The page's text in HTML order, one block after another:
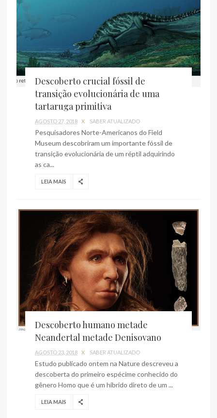
Descoberto crucial fóssil de
transição evolucionária de uma
tartaruga primitiva
AGOSTO 27, 2018 X SABER ATUALIZADO
Pesquisadores Norte-Americanos do Field
Museum descobriram um importante fóssil de
transição evolucionária de um réptil adquirindo
as ca...
LEIA MAIS
Descoberto humano metade
Neandertal metade Denisovano
AGOSTO 23, 2018 X SABER ATUALIZADO
Estudo publicado ontem na Nature descreveu a
descoberta do primeiro espécime conhecido do
gênero Homo que é um híbrido direto de um ...
LEIA MAIS